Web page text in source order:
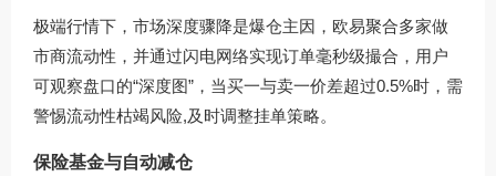
极端行情下，市场深度骤降是爆仓主因，欧易聚合多家做
市商流动性，并通过闪电网络实现订单毫秒级撮合，用户
可观察盘口的“深度图”，当买一与卖一价差超过0.5%时，需
警惕流动性枯竭风险,及时调整挂单策略。
保险基金与自动减仓